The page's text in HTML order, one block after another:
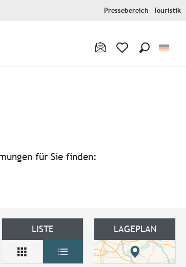
Pressebereich Touristik
für Sie finden:
LISTE LAGEPLAN